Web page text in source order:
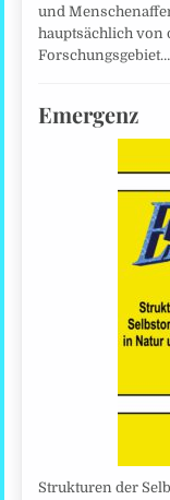
und
hauptsächlich von
Emergenz
Strukturen der